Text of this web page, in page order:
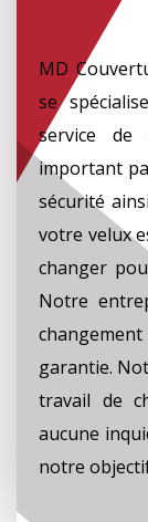
MD
se
service de
important
sécurité
votre velux
changer
Notre
garantie.
travail de
aucune
notre